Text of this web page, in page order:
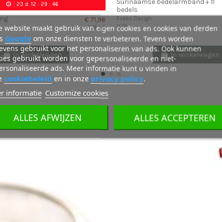
23 d. 12 : 29 :45
€ 71,96
€ 79,95
In winkelwagen
Surinaamse bedelarmband + 11
bedels
Fokko Design
1129
In winkelwagen
website maakt gebruik van eigen cookies en cookies van derden
Googleom onze diensten te verbeteren. Tevens worden
gebruikt voor het personaliseren van ads. Ook kunnen
gebruikt worden voor gepersonaliseerde en niet-
ads. Meer informatie kunt u vinden in
cookiebeleid en in onze privacy policy.
informatie Customize cookies
ALLES AFWIJZEN ALLES ACCEPTEREN